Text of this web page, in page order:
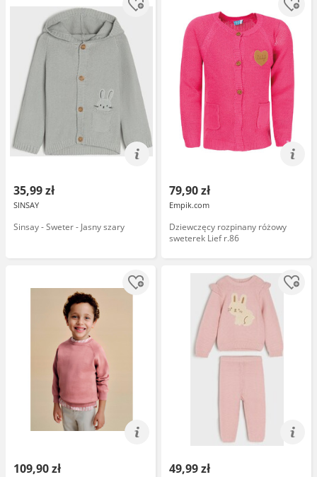
35,99 zł
SINSAY
Sinsay - Sweter - Jasny szary
79,90 zł
Empik.com
Dziewczęcy rozpinany różowy
sweterek Lief r.86
109,90 zł 49,99 zł